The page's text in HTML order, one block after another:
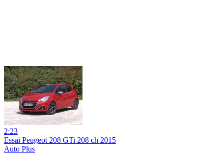
2:23
Essai Peugeot 208 GTi 208 ch 2015
Auto Plus